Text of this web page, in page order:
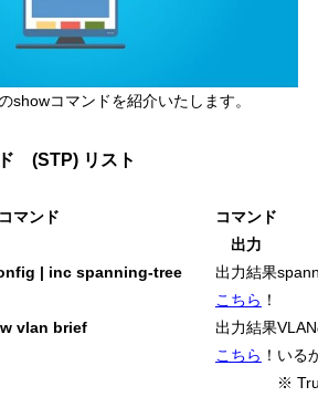
showコマンドを紹介いたします。
(STP) リスト
コマンド
コマンド
出力
| inc spanning-tree
出力結果
こちら ！
vlan brief
出力結果
こちら ！ いる
※